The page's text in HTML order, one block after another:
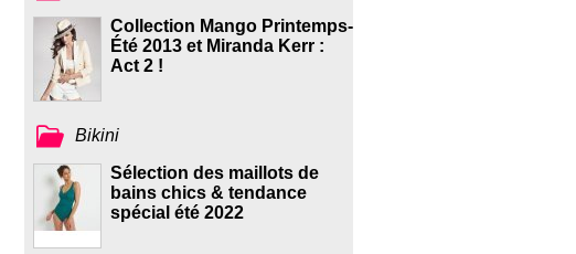
Collection Mango Printemps-
Été 2013 et Miranda Kerr :
Act 2 !
Bikini
Sélection des maillots de
bains chics & tendance
spécial été 2022